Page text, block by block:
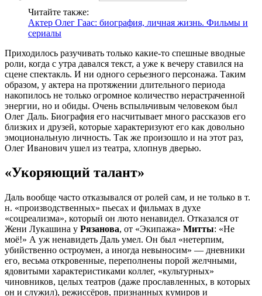
Читайте также:
Актер Олег Гаас: биография, личная жизнь. Фильмы и
сериалы
Приходилось разучивать только какие-то спешные вводные
роли, когда с утра давался текст, а уже к вечеру ставился на
сцене спектакль. И ни одного серьезного персонажа. Таким
образом, у актера на протяжении длительного периода
накопилось не только огромное количество нерастраченной
энергии, но и обиды. Очень вспыльчивым человеком был
Олег Даль. Биография его насчитывает много рассказов его
близких и друзей, которые характеризуют его как довольно
эмоциональную личность. Так же произошло и на этот раз,
Олег Иванович ушел из театра, хлопнув дверью.
«Укоряющий талант»
Даль вообще часто отказывался от ролей сам, и не только в т.
н. «производственных» пьесах и фильмах в духе
«соцреализма», который он люто ненавидел. Отказался от
Жени Лукашина у Рязанова, от «Экипажа» Митты: «Не
моё!» А уж ненавидеть Даль умел. Он был «нетерпим,
убийственно остроумен, а иногда невыносим» — дневники
его, весьма откровенные, переполнены порой желчными,
ядовитыми характеристиками коллег, «культурных»
чиновников, целых театров (даже прославленных, в которых
он и служил), режиссёров, признанных кумиров и